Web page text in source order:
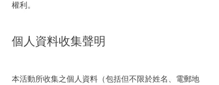
權利。
個人資料收集聲明
本活動所收集之個人資料（包括但不限於姓名、電郵地